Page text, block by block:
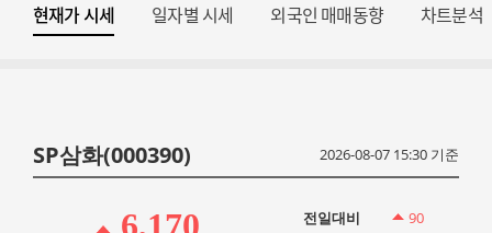
현재가 시세 일자별 시세 외국인 매매동향 차트분석